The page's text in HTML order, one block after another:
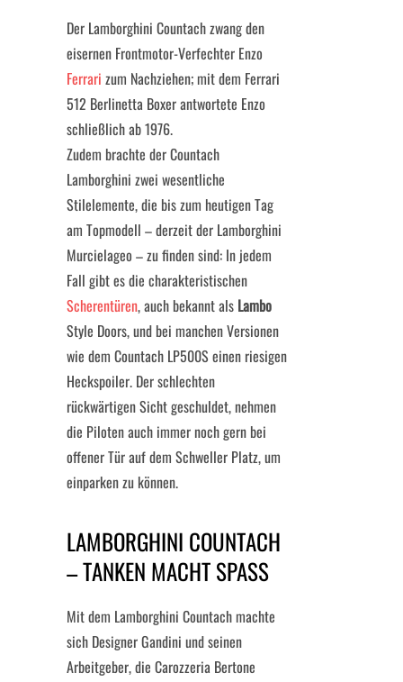
Der Lamborghini Countach zwang den
eisernen Frontmotor-Verfechter Enzo
Ferrari zum Nachziehen; mit dem Ferrari
512 Berlinetta Boxer antwortete Enzo
schließlich ab 1976.
Zudem brachte der Countach
Lamborghini zwei wesentliche
Stilelemente, die bis zum heutigen Tag
am Topmodell – derzeit der Lamborghini
Murcielageo – zu finden sind: In jedem
Fall gibt es die charakteristischen
Scherentüren, auch bekannt als Lambo
Style Doors, und bei manchen Versionen
wie dem Countach LP500S einen riesigen
Heckspoiler. Der schlechten
rückwärtigen Sicht geschuldet, nehmen
die Piloten auch immer noch gern bei
offener Tür auf dem Schweller Platz, um
einparken zu können.
LAMBORGHINI COUNTACH
– TANKEN MACHT SPASS
Mit dem Lamborghini Countach machte
sich Designer Gandini und seinen
Arbeitgeber, die Carozzeria Bertone